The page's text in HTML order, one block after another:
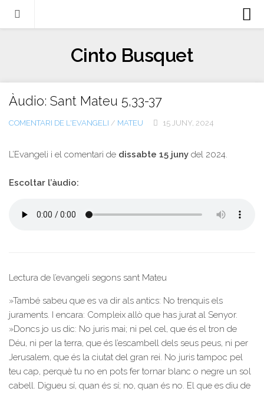
Llibres
Escrits-articles
Notícies
Contacte
Cinto Busquet
Àudio: Sant Mateu 5,33-37
COMENTARI DE L'EVANGELI / MATEU 15 JUNY, 2024
L’Evangeli i el comentari de dissabte 15 juny del 2024.
Escoltar l’àudio:
Lectura de l’evangeli segons sant Mateu
»També sabeu que es va dir als antics: No trenquis els
juraments. I encara: Compleix allò que has jurat al Senyor.
»Doncs jo us dic: No juris mai; ni pel cel, que és el tron de
Déu, ni per la terra, que és l’escambell dels seus peus, ni per
Jerusalem, que és la ciutat del gran rei. No juris tampoc pel
teu cap, perquè tu no en pots fer tornar blanc o negre un sol
cabell. Digueu sí, quan és sí; no, quan és no. El que es diu de